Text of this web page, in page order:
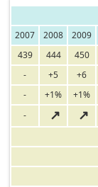
2007
2008 2009
439
444 450
-
+5 +6
-
+1% +1%
-
↗ ↗